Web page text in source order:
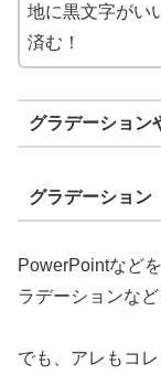
地に黒文字がい
済む！
グラデーション
グラデーション
PowerPointなど
ラデーションな
でも、アレもコ